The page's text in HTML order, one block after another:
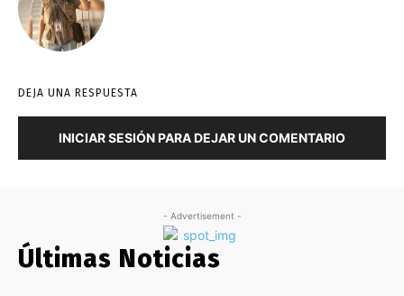
DEJA UNA RESPUESTA
INICIAR SESIÓN PARA DEJAR UN COMENTARIO
- Advertisement -
Últimas Noticias